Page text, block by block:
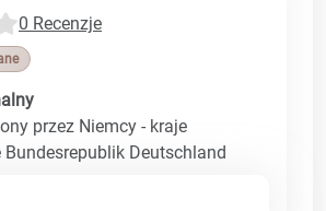
0 Recenzje
przez Niemcy - kraje
Deutschland